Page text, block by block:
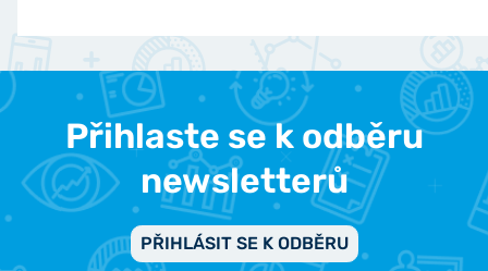
Přihlaste se k odběru
newsletterů
PŘIHLÁSIT SE K ODBĚRU